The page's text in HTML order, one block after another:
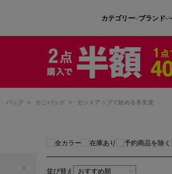
カテゴリー ブランド
バッグ > かごバッグ > セットアップで始める冬支度
全カラー 在庫あり 予約商品を除く
並び替え